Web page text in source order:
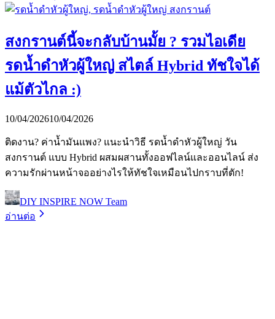
สงกรานต์นี้จะกลับบ้านมั้ย ? รวมไอเดีย
รดน้ำดำหัวผู้ใหญ่ สไตล์ Hybrid ทัชใจได้
แม้ตัวไกล :)
10/04/202610/04/2026
ติดงาน? ค่าน้ำมันแพง? แนะนำวิธี รดน้ำดำหัวผู้ใหญ่ วัน
สงกรานต์ แบบ Hybrid ผสมผสานทั้งออฟไลน์และออนไลน์ ส่ง
ความรักผ่านหน้าจออย่างไรให้ทัชใจเหมือนไปกราบที่ตัก!
DIY INSPIRE NOW Team
อ่านต่อ